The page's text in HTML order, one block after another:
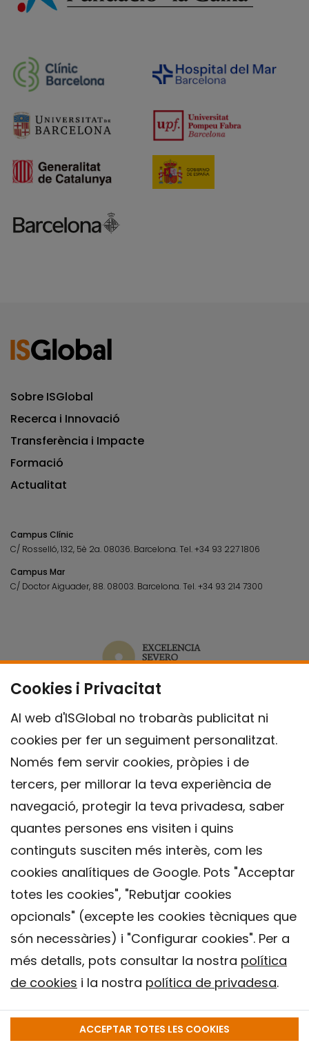
Cookies i Privacitat
Al web d'ISGlobal no trobaràs publicitat ni
cookies per fer un seguiment personalitzat.
Només fem servir cookies, pròpies i de
tercers, per millorar la teva experiència de
navegació, protegir la teva privadesa, saber
quantes persones ens visiten i quins
continguts susciten més interès, com les
cookies analítiques de Google. Pots "Acceptar
totes les cookies", "Rebutjar cookies
opcionals" (excepte les cookies tècniques que
són necessàries) i "Configurar cookies". Per a
més detalls, pots consultar la nostra política
de cookies i la nostra política de privadesa.
ACCEPTAR TOTES LES COOKIES
Sobre ISGlobal
Recerca i Innovació
Transferència i Impacte
Formació
Actualitat
Campus Clínic
C/ Rosselló, 132, 5è 2a. 08036. Barcelona.Tel.+34 93 227 1806
Campus Mar
C/ Doctor Aiguader, 88. 08003. Barcelona.Tel.+34 93 214 7300
Contacte
Política de privacitat
Política de Cookies
Institut de Salut Global de Barcelona (ISGlobal), 2018.